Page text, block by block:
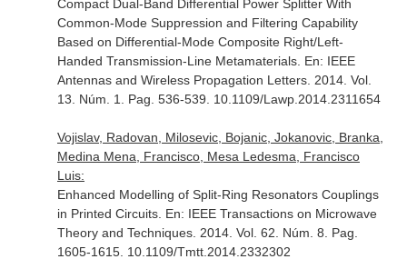
Compact Dual-Band Differential Power Splitter With
Common-Mode Suppression and Filtering Capability
Based on Differential-Mode Composite Right/Left-
Handed Transmission-Line Metamaterials. En: IEEE
Antennas and Wireless Propagation Letters. 2014. Vol.
13. Núm. 1. Pag. 536-539. 10.1109/Lawp.2014.2311654
Vojislav, Radovan, Milosevic, Bojanic, Jokanovic, Branka,
Medina Mena, Francisco, Mesa Ledesma, Francisco
Luis:
Enhanced Modelling of Split-Ring Resonators Couplings
in Printed Circuits. En: IEEE Transactions on Microwave
Theory and Techniques. 2014. Vol. 62. Núm. 8. Pag.
1605-1615. 10.1109/Tmtt.2014.2332302